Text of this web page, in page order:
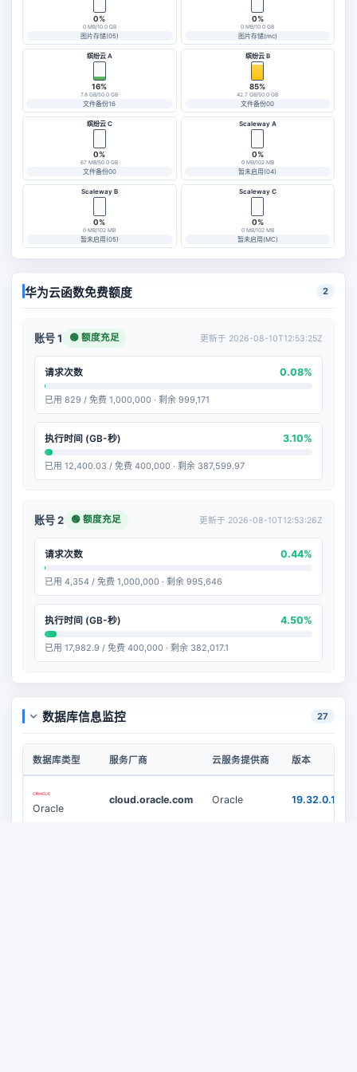
0%
0 MB/10.0 GB
图片存储(05)
0%
0 MB/10.0 GB
图片存储(mc)
缤纷云 A
16%
7.8 GB/50.0 GB
文件备份16
缤纷云 B
85%
42.7 GB/50.0 GB
文件备份00
缤纷云 C
0%
67 MB/50.0 GB
文件备份00
Scaleway A
0%
0 MB/102 MB
暂未启用(04)
Scaleway B
0%
0 MB/102 MB
暂未启用(05)
Scaleway C
0%
0 MB/102 MB
暂未启用(MC)
华为云函数免费额度 2
账号 1 🟢 额度充足 更新于 2026-08-10T12:53:25Z
请求次数 0.08%
已用 829 / 免费 1,000,000 · 剩余 999,171
执行时间 (GB-秒) 3.10%
已用 12,400.03 / 免费 400,000 · 剩余 387,599.97
账号 2 🟢 额度充足 更新于 2026-08-10T12:53:26Z
请求次数 0.44%
已用 4,354 / 免费 1,000,000 · 剩余 995,646
执行时间 (GB-秒) 4.50%
已用 17,982.9 / 免费 400,000 · 剩余 382,017.1
数据库信息监控 27
数据库类型 服务厂商 云服务提供商 版本
Oracle
cloud.oracle.com Oracle 19.32.0.1.0